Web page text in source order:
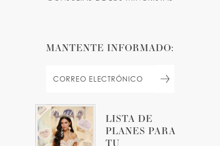
LISTA DE
PLANES PARA
TU
MANTENTE INFORMADO: